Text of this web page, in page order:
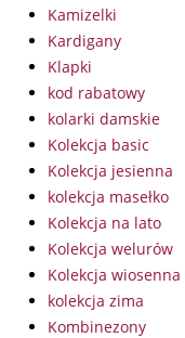
Kamizelki
Kardigany
Klapki
kod rabatowy
kolarki damskie
Kolekcja basic
Kolekcja jesienna
kolekcja masełko
Kolekcja na lato
Kolekcja welurów
Kolekcja wiosenna
kolekcja zima
Kombinezony